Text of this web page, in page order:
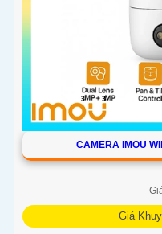
CAMERA IMOU
Giá